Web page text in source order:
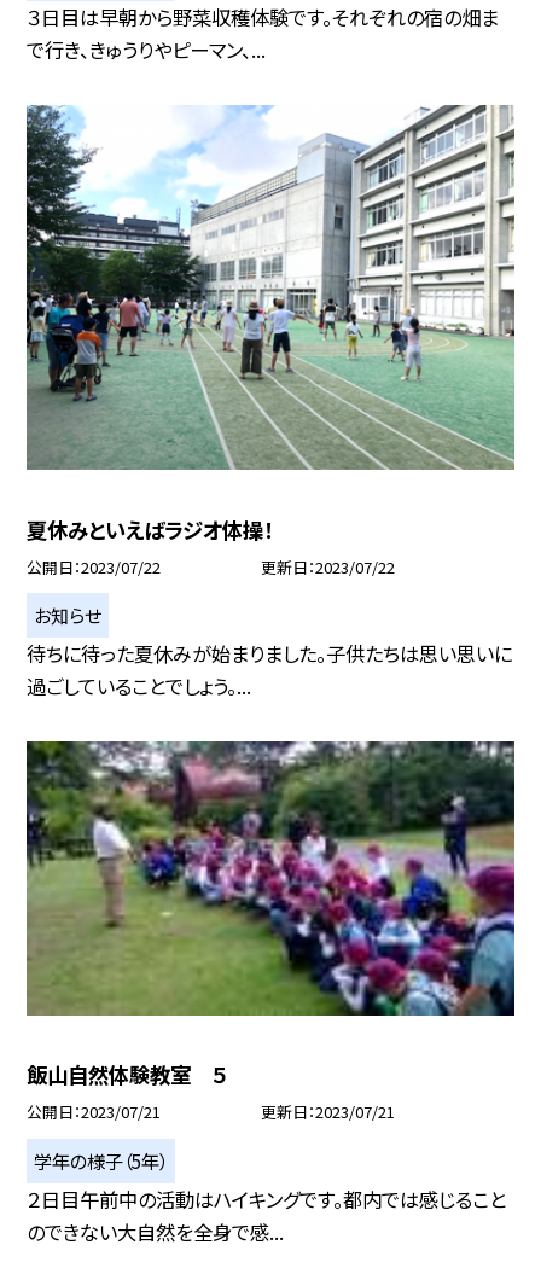
３日目は早朝から野菜収穫体験です。それぞれの宿の畑ま
で行き、きゅうりやピーマン、...
夏休みといえばラジオ体操！
公開日 2023/07/22 更新日 2023/07/22
お知らせ
待ちに待った夏休みが始まりました。子供たちは思い思いに
過ごしていることでしょう。...
飯山自然体験教室 ５
公開日 2023/07/21 更新日 2023/07/21
学年の様子（5年）
２日目午前中の活動はハイキングです。都内では感じること
のできない大自然を全身で感...